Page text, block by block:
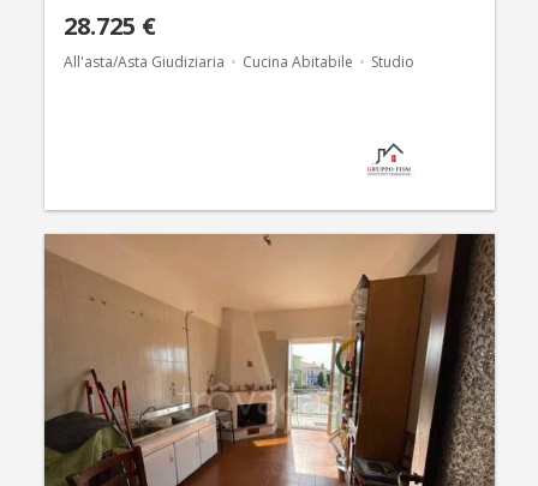
28.725 €
All'asta/Asta Giudiziaria Cucina Abitabile Studio